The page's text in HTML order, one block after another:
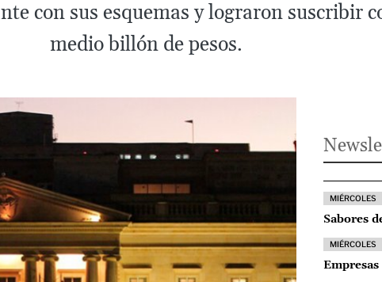
con sus esquemas y lograron suscribir
medio billón de pesos.
MIÉRCOLES
Sabores
MIÉRCOLES
Empresas